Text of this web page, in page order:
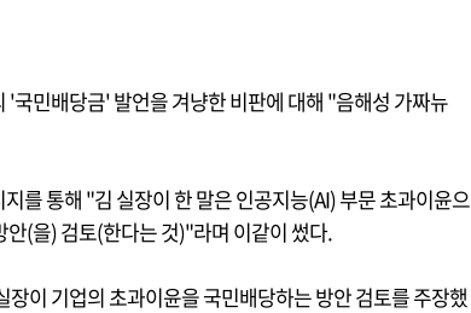
국민배당금' 발언을 겨냥한 비판에 대해 "음해성 가짜뉴
를 통해 "김 실장이 한 말은 인공지능(AI) 부문 초과이윤으
(을) 검토(한다는 것)"라며 이같이 썼다.
이 기업의 초과이윤을 국민배당하는 방안 검토를 주장했